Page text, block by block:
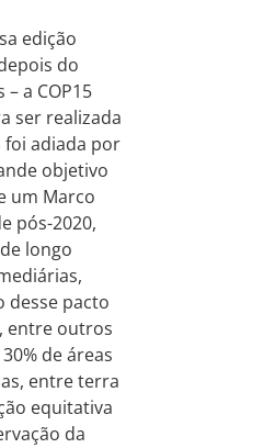
edição
do
a COP15
ser realizada
foi adiada por
objetivo
um Marco
pós-2020,
longo
desse pacto
entre outros
de áreas
entre terra
equitativa
da